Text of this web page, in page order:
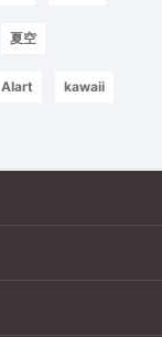
夏空
AIart kawaii